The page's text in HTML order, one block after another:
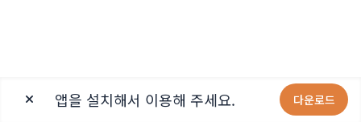
앱을 설치해서 이용해 주세요. 다운로드